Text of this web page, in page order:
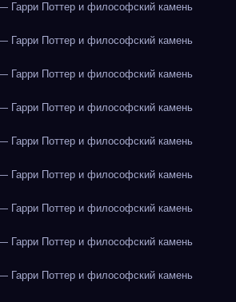
Гарри Поттер и философский камень
Гарри Поттер и философский камень
Гарри Поттер и философский камень
Гарри Поттер и философский камень
Гарри Поттер и философский камень
Гарри Поттер и философский камень
Гарри Поттер и философский камень
Гарри Поттер и философский камень
Гарри Поттер и философский камень